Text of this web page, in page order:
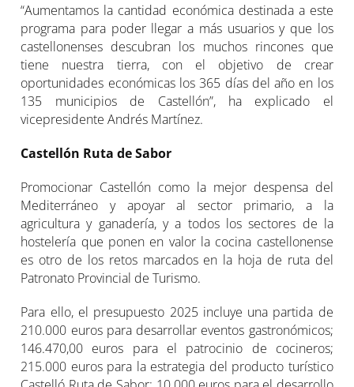
“Aumentamos la cantidad económica destinada a este
programa para poder llegar a más usuarios y que los
castellonenses descubran los muchos rincones que
tiene nuestra tierra, con el objetivo de crear
oportunidades económicas los 365 días del año en los
135 municipios de Castellón”, ha explicado el
vicepresidente Andrés Martínez.
Castellón Ruta de Sabor
Promocionar Castellón como la mejor despensa del
Mediterráneo y apoyar al sector primario, a la
agricultura y ganadería, y a todos los sectores de la
hostelería que ponen en valor la cocina castellonense
es otro de los retos marcados en la hoja de ruta del
Patronato Provincial de Turismo.
Para ello, el presupuesto 2025 incluye una partida de
210.000 euros para desarrollar eventos gastronómicos;
146.470,00 euros para el patrocinio de cocineros;
215.000 euros para la estrategia del producto turístico